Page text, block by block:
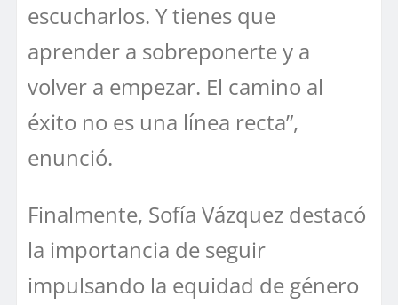
escucharlos. Y tienes que
aprender a sobreponerte y a
volver a empezar. El camino al
éxito no es una línea recta”,
enunció.
Finalmente, Sofía Vázquez destacó
la importancia de seguir
impulsando la equidad de género